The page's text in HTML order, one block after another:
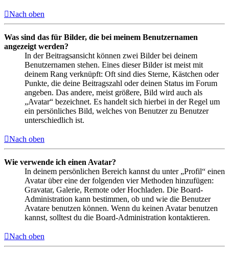
Nach oben
Was sind das für Bilder, die bei meinem Benutzernamen
angezeigt werden?
In der Beitragsansicht können zwei Bilder bei deinem
Benutzernamen stehen. Eines dieser Bilder ist meist mit
deinem Rang verknüpft: Oft sind dies Sterne, Kästchen oder
Punkte, die deine Beitragszahl oder deinen Status im Forum
angeben. Das andere, meist größere, Bild wird auch als
„Avatar“ bezeichnet. Es handelt sich hierbei in der Regel um
ein persönliches Bild, welches von Benutzer zu Benutzer
unterschiedlich ist.
Nach oben
Wie verwende ich einen Avatar?
In deinem persönlichen Bereich kannst du unter „Profil“ einen
Avatar über eine der folgenden vier Methoden hinzufügen:
Gravatar, Galerie, Remote oder Hochladen. Die Board-
Administration kann bestimmen, ob und wie die Benutzer
Avatare benutzen können. Wenn du keinen Avatar benutzen
kannst, solltest du die Board-Administration kontaktieren.
Nach oben